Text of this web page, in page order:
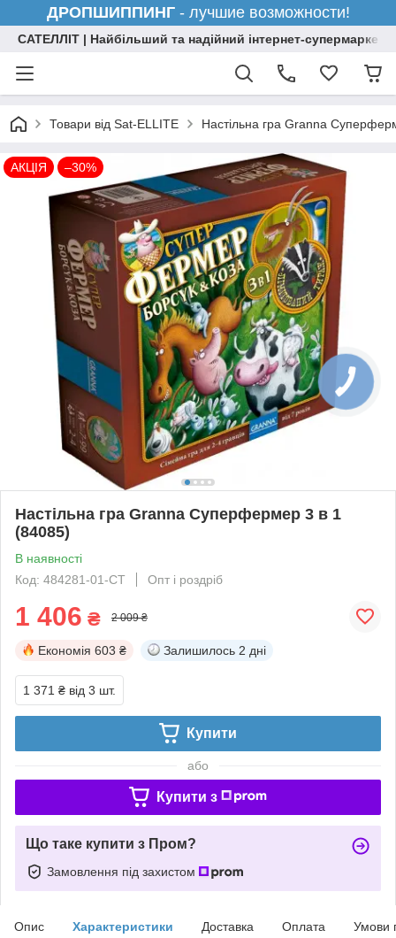
ДРОПШИППИНГ- лучшие возможности!
САТЕЛЛІТ | Найбільший та надійний інтернет-супермаркет
Товари від Sat-ELLITE Настільна гра Granna
АКЦІЯ –30%
Настільна гра Granna Суперфермер 3 в 1
(84085)
В наявності
Код: 484281-01-СТ
Опт і роздріб
1 406 ₴ 2 009 ₴
Економія 603 ₴ Залишилось 2 дні
1 371 ₴ від 3 шт.
Купити
або
Купити з
Що таке купити з Пром?
Замовлення під захистом
Опис Характеристики Доставка Оплата Умови